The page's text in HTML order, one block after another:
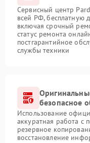
Сервисный центр
всей РФ, бесплатную
включая срочный
статус ремонта
постгарантийное
службы техники
безопасное
Использование
аккуратная работа с
резервное
восстановление